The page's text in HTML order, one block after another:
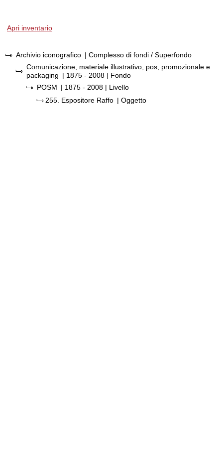
Apri inventario
Archivio iconografico | Complesso di fondi / Superfondo
Comunicazione, materiale illustrativo, pos, promozionale e
packaging | 1875 - 2008 | Fondo
POSM | 1875 - 2008 | Livello
255. Espositore Raffo | Oggetto